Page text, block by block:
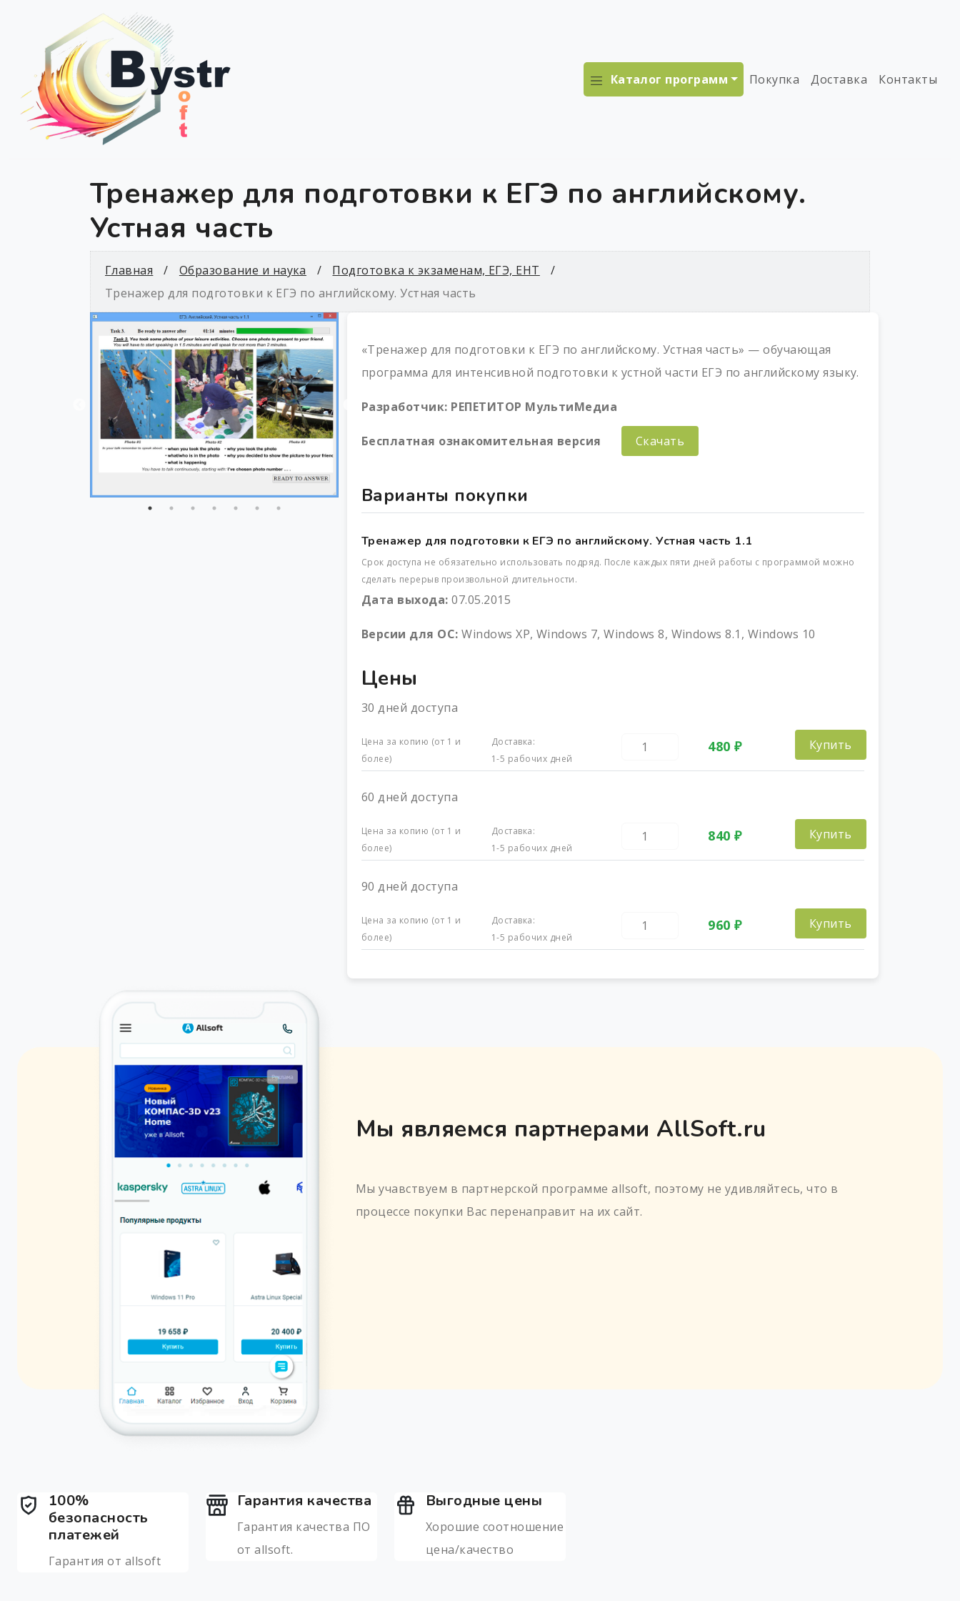
Каталог программ Покупка Доставка Контакты
Тренажер для подготовки к ЕГЭ по английскому.
Устная часть
Главная Образование и наука
Подготовка к экзаменам, ЕГЭ, ЕНТ
Тренажер для подготовки к ЕГЭ по английскому. Устная часть
«Тренажер для подготовки к ЕГЭ по английскому. Устная часть» — обучающая
программа для интенсивной подготовки к устной части ЕГЭ по английскому языку.
Разработчик: РЕПЕТИТОР МультиМедиа
Бесплатная ознакомительная версия Скачать
Варианты покупки
Тренажер для подготовки к ЕГЭ по английскому. Устная часть 1.1
Срок доступа не обязательно использовать подряд. После каждых пяти дней работы с программой можно
сделать перерыв произвольной длительности.
Дата выхода: 07.05.2015
Версии для ОС: Windows XP, Windows 7, Windows 8, Windows 8.1, Windows 10
Цены
30 дней доступа
Цена за копию (от 1 и
более)
Доставка:
1-5 рабочих дней
480 ₽ Купить
60 дней доступа
Цена за копию (от 1 и
более)
Доставка:
1-5 рабочих дней
840 ₽ Купить
90 дней доступа
Цена за копию (от 1 и
более)
Доставка:
1-5 рабочих дней
960 ₽ Купить
Мы являемся партнерами AllSoft.ru
Мы учавствуем в партнерской программе allsoft, поэтому не удивляйтесь, что в
процессе покупки Вас перенаправит на их сайт.
100%
безопасность
платежей
Гарантия от allsoft
Гарантия качества
Гарантия качества ПО
от allsoft.
Выгодные цены
Хорошие соотношение
цена/качество